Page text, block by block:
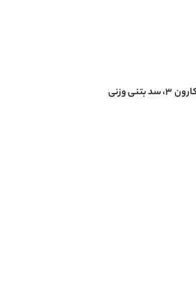
دریاچه مصنوعی چیتگر، نیروگاه سد گتوند، سد و نیروگاه راغون (تاجیکستان)، سد ماملو، سد البرز، سد تبارک‌آباد، سد و نیروگاه کارون ۳، سد بتنی وزنی